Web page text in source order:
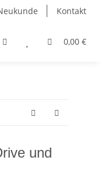
Kontakt
0,00 €
und